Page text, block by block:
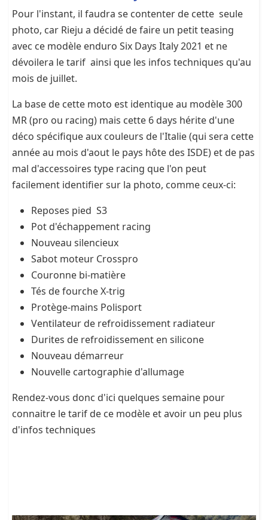
Pour l'instant, il faudra se contenter de cette seule
photo, car Rieju a décidé de faire un petit teasing
avec ce modèle enduro Six Days Italy 2021 et ne
dévoilera le tarif ainsi que les infos techniques qu'au
mois de juillet.
La base de cette moto est identique au modèle 300
MR (pro ou racing) mais cette 6 days hérite d'une
déco spécifique aux couleurs de l'Italie (qui sera cette
année au mois d'aout le pays hôte des ISDE) et de pas
mal d'accessoires type racing que l'on peut
facilement identifier sur la photo, comme ceux-ci:
Reposes pied S3
Pot d'échappement racing
Nouveau silencieux
Sabot moteur Crosspro
Couronne bi-matière
Tés de fourche X-trig
Protège-mains Polisport
Ventilateur de refroidissement radiateur
Durites de refroidissement en silicone
Nouveau démarreur
Nouvelle cartographie d'allumage
Rendez-vous donc d'ici quelques semaine pour
connaitre le tarif de ce modèle et avoir un peu plus
d'infos techniques